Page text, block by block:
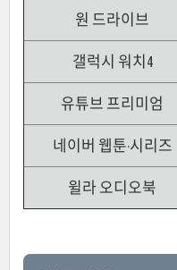
원 드라이브
갤럭시 워치4
유튜브 프리미엄
네이버 웹툰·시리즈
윌라 오디오북